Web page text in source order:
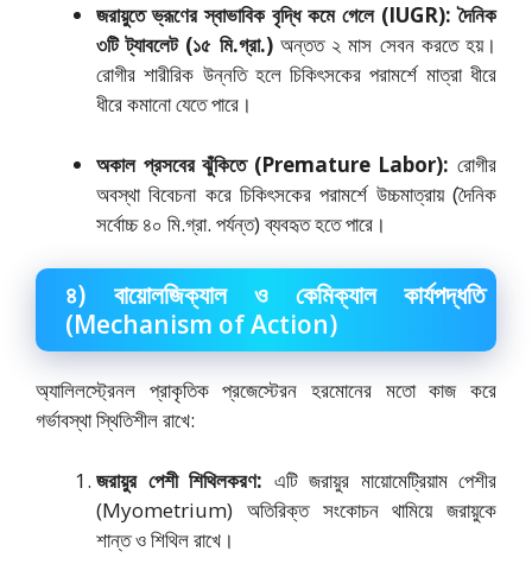
জরায়ুতে ভ্রূণের স্বাভাবিক বৃদ্ধি কমে গেলে (IUGR): দৈনিক
৩টি ট্যাবলেট (১৫ মি.গ্রা.)অন্তত ২ মাস সেবন করতে হয়।
রোগীর শারীরিক উন্নতি হলে চিকিৎসকের পরামর্শে মাত্রা ধীরে
ধীরে কমানো যেতে পারে।
অকাল প্রসবের ঝুঁকিতে (Premature Labor): রোগীর
অবস্থা বিবেচনা করে চিকিৎসকের পরামর্শে উচ্চমাত্রায় (দৈনিক
সর্বোচ্চ ৪০ মি.গ্রা. পর্যন্ত) ব্যবহৃত হতে পারে।
৪) বায়োলজিক্যাল ও কেমিক্যাল কার্যপদ্ধতি
(Mechanism of Action)
অ্যালিলস্ট্রেনল প্রাকৃতিক প্রজেস্টেরন হরমোনের মতো কাজ করে
গর্ভাবস্থা স্থিতিশীল রাখে:
জরায়ুর পেশী শিথিলকরণ: এটি জরায়ুর মায়োমেট্রিয়াম পেশীর
(Myometrium) অতিরিক্ত সংকোচন থামিয়ে জরায়ুকে
শান্ত ও শিথিল রাখে।